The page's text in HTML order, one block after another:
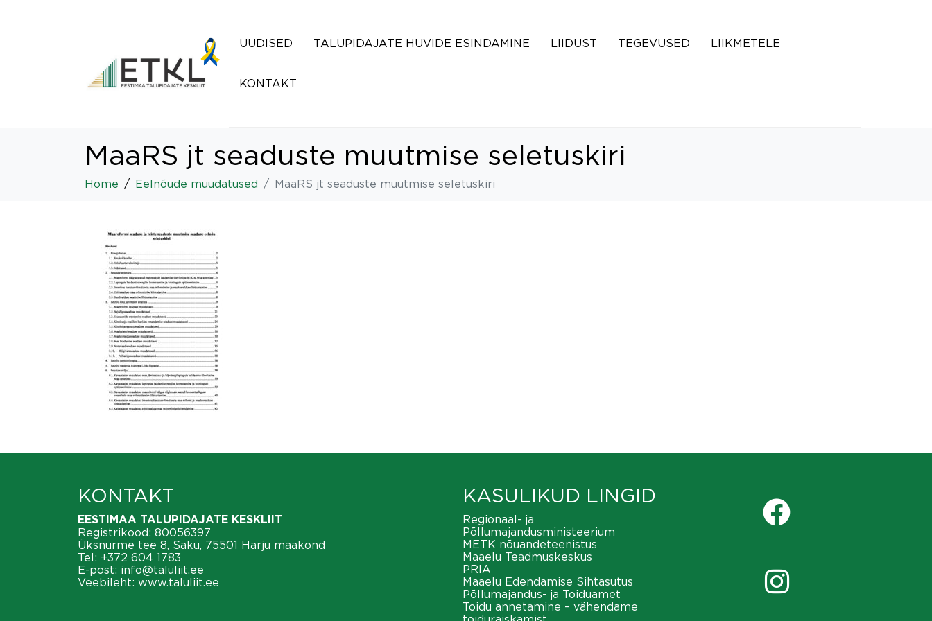
UUDISED TALUPIDAJATE HUVIDE ESINDAMINE LIIDUST TEGEVUSED LIIKMETELE
KONTAKT
MaaRS jt seaduste muutmise seletuskiri
Home Eelnõude muudatused MaaRS jt seaduste muutmise seletuskiri
KONTAKT
EESTIMAA TALUPIDAJATE KESKLIIT
Registrikood: 80056397
Üksnurme tee 8, Saku, 75501 Harju maakond
Tel: +372 604 1783
E-post: info@taluliit.ee
Veebileht: www.taluliit.ee
KASULIKUD LINGID
Regionaal- ja
Põllumajandusministeerium
METK nõuandeteenistus
Maaelu Teadmuskeskus
PRIA
Maaelu Edendamise Sihtasutus
Põllumajandus- ja Toiduamet
Toidu annetamine – vähendame